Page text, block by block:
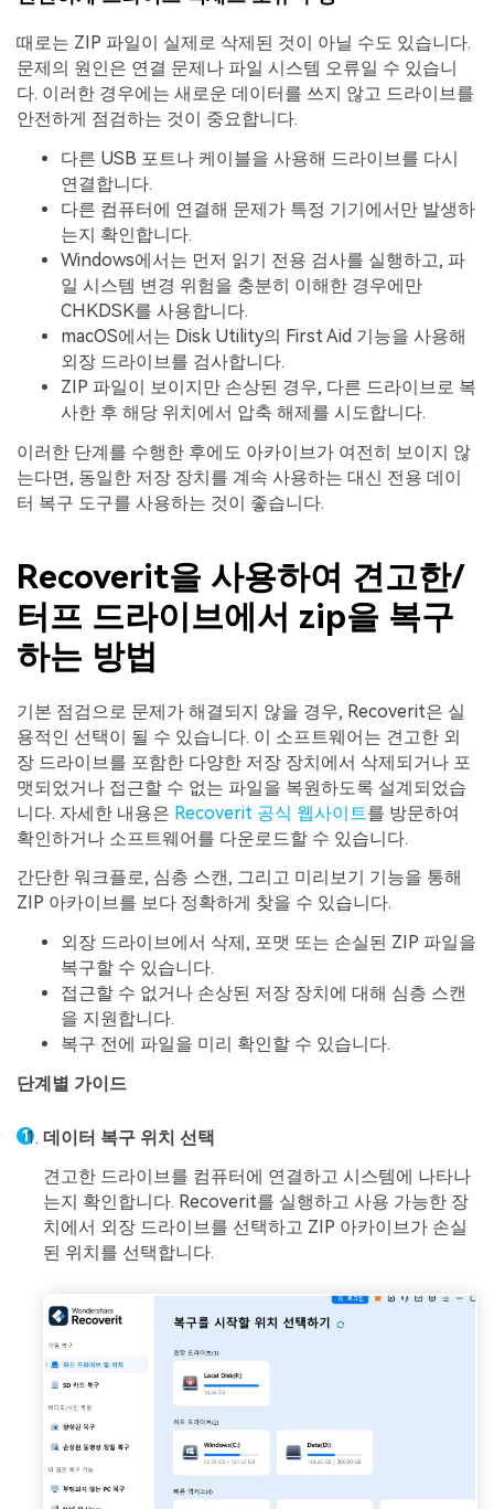
때로는 ZIP 파일이 실제로 삭제된 것이 아닐 수도 있습니다.
문제의 원인은 연결 문제나 파일 시스템 오류일 수 있습니
다. 이러한 경우에는 새로운 데이터를 쓰지 않고 드라이브를
안전하게 점검하는 것이 중요합니다.
다른 USB 포트나 케이블을 사용해 드라이브를 다시
연결합니다.
다른 컴퓨터에 연결해 문제가 특정 기기에서만 발생하
는지 확인합니다.
Windows에서는 먼저 읽기 전용 검사를 실행하고, 파
일 시스템 변경 위험을 충분히 이해한 경우에만
CHKDSK를 사용합니다.
macOS에서는 Disk Utility의 First Aid 기능을 사용해
외장 드라이브를 검사합니다.
ZIP 파일이 보이지만 손상된 경우, 다른 드라이브로 복
사한 후 해당 위치에서 압축 해제를 시도합니다.
이러한 단계를 수행한 후에도 아카이브가 여전히 보이지 않
는다면, 동일한 저장 장치를 계속 사용하는 대신 전용 데이
터 복구 도구를 사용하는 것이 좋습니다.
Recoverit을 사용하여 견고한/
터프 드라이브에서 zip을 복구
하는 방법
기본 점검으로 문제가 해결되지 않을 경우, Recoverit은 실
용적인 선택이 될 수 있습니다. 이 소프트웨어는 견고한 외
장 드라이브를 포함한 다양한 저장 장치에서 삭제되거나 포
맷되었거나 접근할 수 없는 파일을 복원하도록 설계되었습
니다. 자세한 내용은 Recoverit 공식 웹사이트를 방문하여
확인하거나 소프트웨어를 다운로드할 수 있습니다.
간단한 워크플로, 심층 스캔, 그리고 미리보기 기능을 통해
ZIP 아카이브를 보다 정확하게 찾을 수 있습니다.
외장 드라이브에서 삭제, 포맷 또는 손실된 ZIP 파일을
복구할 수 있습니다.
접근할 수 없거나 손상된 저장 장치에 대해 심층 스캔
을 지원합니다.
복구 전에 파일을 미리 확인할 수 있습니다.
단계별 가이드
데이터 복구 위치 선택
견고한 드라이브를 컴퓨터에 연결하고 시스템에 나타나
는지 확인합니다. Recoverit를 실행하고 사용 가능한 장
치에서 외장 드라이브를 선택하고 ZIP 아카이브가 손실
된 위치를 선택합니다.